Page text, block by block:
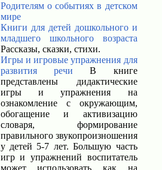
Родителям о событиях в детском
мире
Книги для детей дошкольного и
младшего школьного возраста
Рассказы, сказки, стихи.
Игры и игровые упражнения для
развития речи В книге
представлены дидактические
игры и упражнения на
ознакомление с окружающим,
обогащение и активизацию
словаря, формирование
правильного звукопроизношения
у детей 5-7 лет. Большую часть
игр и упражнений воспитатель
может использовать как на